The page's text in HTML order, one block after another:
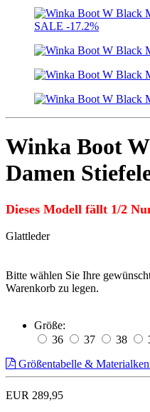
SALE -17.2%
Winka Boot
Damen
Dieses Modell fällt 1/2
Glattleder
Bitte wählen Sie Ihre
Warenkorb zu legen.
Größe:
36
37 38
Größentabelle &
EUR 289,95